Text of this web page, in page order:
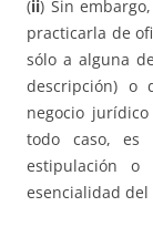
(ii) Sin
practicarla de
sólo a alguna
descripción) o
negocio
todo caso, es
estipulación
esencialidad del